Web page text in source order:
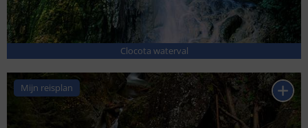
Clocota waterval
Mijn reisplan